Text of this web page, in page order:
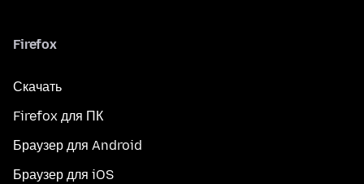
Firefox
Скачать
Firefox для ПК
Браузер для Android
Браузер для iOS